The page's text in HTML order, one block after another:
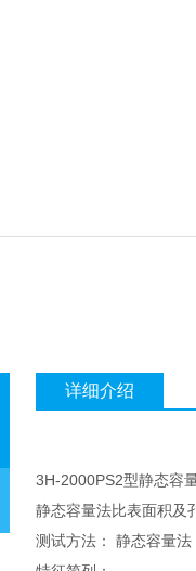
详细介绍
3H-2000PS2型静态容
静态容量法比表面积及
测试方法： 静态容量法